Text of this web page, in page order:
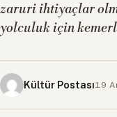
zaruri ihtiyaçlar
yolculuk için
Kültür Postası19